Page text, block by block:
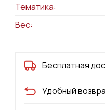
Тематика:
Вес:
Бесплатная
Удобный